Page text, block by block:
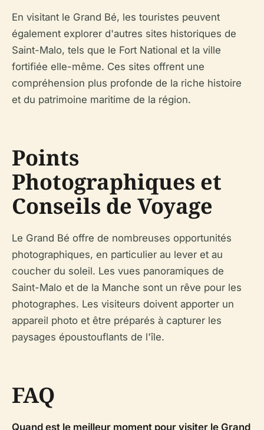
En visitant le Grand Bé, les touristes peuvent
également explorer d'autres sites historiques de
Saint-Malo, tels que le Fort National et la ville
fortifiée elle-même. Ces sites offrent une
compréhension plus profonde de la riche histoire
et du patrimoine maritime de la région.
Points
Photographiques et
Conseils de Voyage
Le Grand Bé offre de nombreuses opportunités
photographiques, en particulier au lever et au
coucher du soleil. Les vues panoramiques de
Saint-Malo et de la Manche sont un rêve pour les
photographes. Les visiteurs doivent apporter un
appareil photo et être préparés à capturer les
paysages époustouflants de l'île.
FAQ
Quand est le meilleur moment pour visiter le Grand